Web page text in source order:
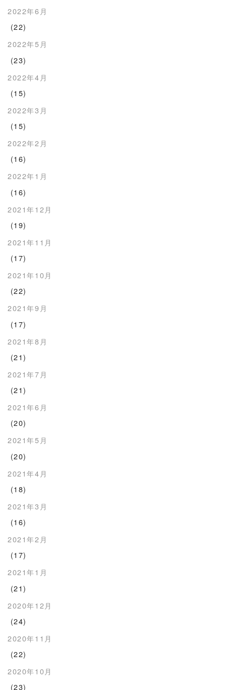
2022年6月
(22)
2022年5月
(23)
2022年4月
(15)
2022年3月
(15)
2022年2月
(16)
2022年1月
(16)
2021年12月
(19)
2021年11月
(17)
2021年10月
(22)
2021年9月
(17)
2021年8月
(21)
2021年7月
(21)
2021年6月
(20)
2021年5月
(20)
2021年4月
(18)
2021年3月
(16)
2021年2月
(17)
2021年1月
(21)
2020年12月
(24)
2020年11月
(22)
2020年10月
(23)